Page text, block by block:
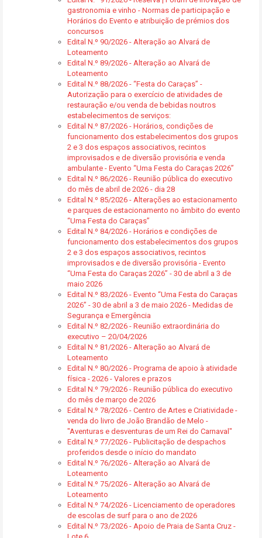
gastronomia e vinho - Normas de participação e
Horários do Evento e atribuição de prémios dos
concursos
Edital N.º 90/2026 - Alteração ao Alvará de
Loteamento
Edital N.º 89/2026 - Alteração ao Alvará de
Loteamento
Edital N.º 88/2026 - “Festa do Caraças” -
Autorização para o exercício de atividades de
restauração e/ou venda de bebidas noutros
estabelecimentos de serviços:
Edital N.º 87/2026 - Horários, condições de
funcionamento dos estabelecimentos dos grupos
2 e 3 dos espaços associativos, recintos
improvisados e de diversão provisória e venda
ambulante - Evento “Uma Festa do Caraças 2026”
Edital N.º 86/2026 - Reunião pública do executivo
do mês de abril de 2026 - dia 28
Edital N.º 85/2026 - Alterações ao estacionamento
e parques de estacionamento no âmbito do evento
“Uma Festa do Caraças”
Edital N.º 84/2026 - Horários e condições de
funcionamento dos estabelecimentos dos grupos
2 e 3 dos espaços associativos, recintos
improvisados e de diversão provisória - Evento
“Uma Festa do Caraças 2026” - 30 de abril a 3 de
maio 2026
Edital N.º 83/2026 - Evento “Uma Festa do Caraças
2026” - 30 de abril a 3 de maio 2026 - Medidas de
Segurança e Emergência
Edital N.º 82/2026 - Reunião extraordinária do
executivo – 20/04/2026
Edital N.º 81/2026 - Alteração ao Alvará de
Loteamento
Edital N.º 80/2026 - Programa de apoio à atividade
física - 2026 - Valores e prazos
Edital N.º 79/2026 - Reunião pública do executivo
do mês de março de 2026
Edital N.º 78/2026 - Centro de Artes e Criatividade -
venda do livro de João Brandão de Melo -
"Aventuras e desventuras de um Rei do Carnaval"
Edital N.º 77/2026 - Publicitação de despachos
proferidos desde o início do mandato
Edital N.º 76/2026 - Alteração ao Alvará de
Loteamento
Edital N.º 75/2026 - Alteração ao Alvará de
Loteamento
Edital N.º 74/2026 - Licenciamento de operadores
de escolas de surf para o ano de 2026
Edital N.º 73/2026 - Apoio de Praia de Santa Cruz -